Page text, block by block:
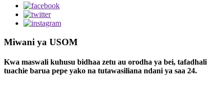
Miwani ya USOM
Kwa maswali kuhusu bidhaa zetu au orodha ya bei, tafadhali
tuachie barua pepe yako na tutawasiliana ndani ya saa 24.